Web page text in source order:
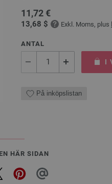
11,72 €
13,68 $ Exkl. Moms, plus
ANTAL
I
På inköpslistan
HÄR SIDAN